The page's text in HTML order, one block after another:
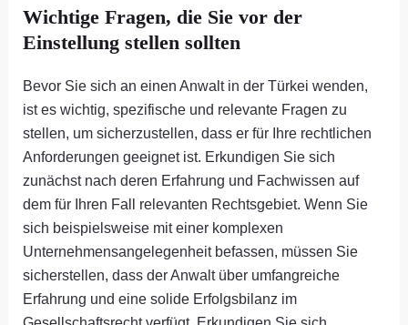
Wichtige Fragen, die Sie vor der
Einstellung stellen sollten
Bevor Sie sich an einen Anwalt in der Türkei wenden,
ist es wichtig, spezifische und relevante Fragen zu
stellen, um sicherzustellen, dass er für Ihre rechtlichen
Anforderungen geeignet ist. Erkundigen Sie sich
zunächst nach deren Erfahrung und Fachwissen auf
dem für Ihren Fall relevanten Rechtsgebiet. Wenn Sie
sich beispielsweise mit einer komplexen
Unternehmensangelegenheit befassen, müssen Sie
sicherstellen, dass der Anwalt über umfangreiche
Erfahrung und eine solide Erfolgsbilanz im